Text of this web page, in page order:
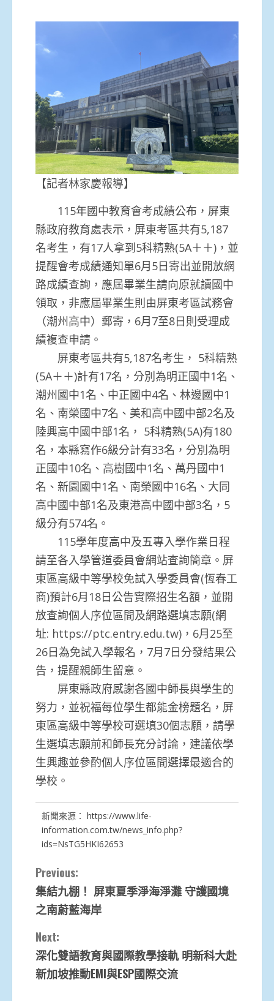
【記者林家慶報導】
115年國中教育會考成績公布，屏東
縣政府教育處表示，屏東考區共有5,187
名考生，有17人拿到5科精熟(5A＋＋)，並
提醒會考成績通知單6月5日寄出並開放網
路成績查詢，應屆畢業生請向原就讀國中
領取，非應屆畢業生則由屏東考區試務會
（潮州高中）郵寄，6月7至8日則受理成
績複查申請。
屏東考區共有5,187名考生， 5科精熟
(5A＋＋)計有17名，分別為明正國中1名、
潮州國中1名、中正國中4名、林邊國中1
名、南榮國中7名、美和高中國中部2名及
陸興高中國中部1名， 5科精熟(5A)有180
名，本縣寫作6級分計有33名，分別為明
正國中10名、高樹國中1名、萬丹國中1
名、新園國中1名、南榮國中16名、大同
高中國中部1名及東港高中國中部3名，5
級分有574名。
115學年度高中及五專入學作業日程
請至各入學管道委員會網站查詢簡章。屏
東區高級中等學校免試入學委員會(恆春工
商)預計6月18日公告實際招生名額，並開
放查詢個人序位區間及網路選填志願(網
址: https://ptc.entry.edu.tw)，6月25至
26日為免試入學報名，7月7日分發結果公
告，提醒親師生留意。
屏東縣政府感謝各國中師長與學生的
努力，並祝福每位學生都能金榜題名，屏
東區高級中等學校可選填30個志願，請學
生選填志願前和師長充分討論，建議依學
生興趣並參酌個人序位區間選擇最適合的
學校。
新聞來源： https://www.life-
information.com.tw/news_info.php?
ids=NsTG5HKI62653
Continue
Reading
Previous:
集結九棚！ 屏東夏季淨海淨灘 守護國境
之南蔚藍海岸
Next:
深化雙語教育與國際教學接軌 明新科大赴
新加坡推動EMI與ESP國際交流